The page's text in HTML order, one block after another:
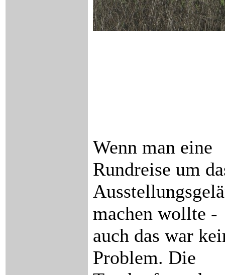
Wenn man eine
Rundreise um
machen wollte -
auch das war
Problem. Die